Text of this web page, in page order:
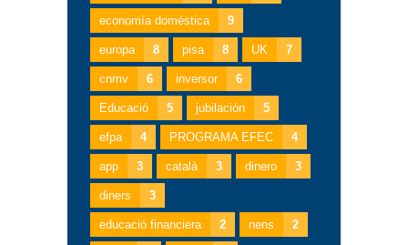
economía doméstica 9
europa 8 pisa 8 UK 7
cnmv 6 inversor 6
Educació 5 jubilación 5
efpa 4 PROGRAMA EFEC 4
app 3 català 3 dinero 3
diners 3
educació financiera 2 nens 2